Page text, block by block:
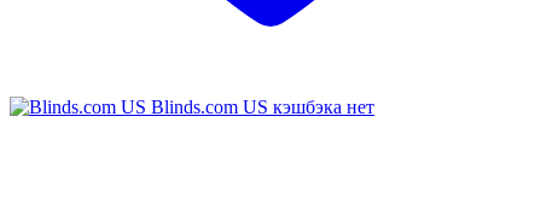
Blinds.com US кэшбэка нет